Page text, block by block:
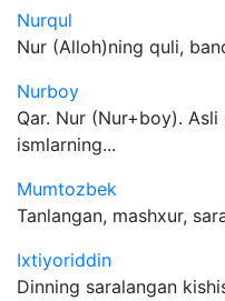
Nurqul
Nur (Alloh)ning quli,
Nurboy
Qar. Nur (Nur+boy). Asli
ismlarning...
Mumtozbek
Tanlangan, mashxur,
Ixtiyoriddin
Dinning saralangan